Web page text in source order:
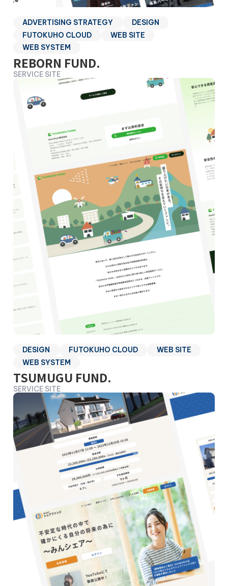
ADVERTISING STRATEGY
DESIGN
FUTOKUHO CLOUD
WEB SITE
WEB SYSTEM
REBORN FUND.
SERVICE SITE
DESIGN FUTOKUHO CLOUD
WEB SITE
WEB SYSTEM
TSUMUGU FUND.
SERVICE SITE